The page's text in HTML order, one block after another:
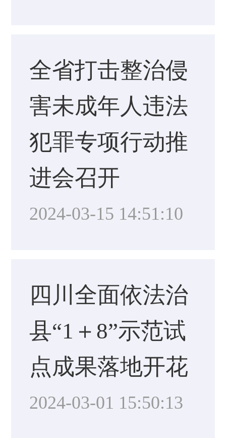
全省打击整治侵
害未成年人违法
犯罪专项行动推
进会召开
2024-03-15 14:51:10
四川全面依法治
县“1＋8”示范试
点成果落地开花
2024-03-01 15:50:13